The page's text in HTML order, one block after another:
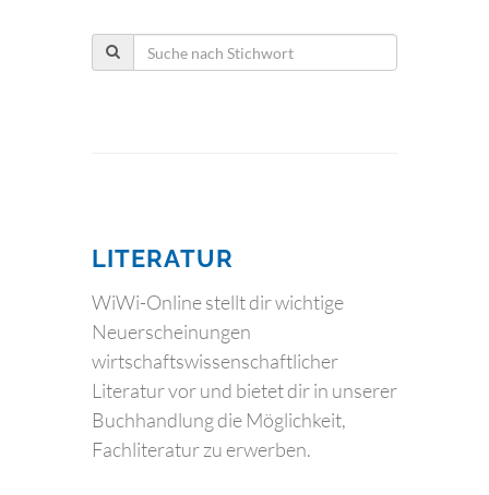
LITERATUR
WiWi-Online stellt dir wichtige
Neuerscheinungen
wirtschaftswissenschaftlicher
Literatur vor und bietet dir in unserer
Buchhandlung die Möglichkeit,
Fachliteratur zu erwerben.